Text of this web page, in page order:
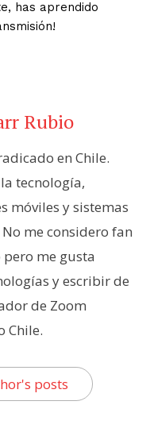
has aprendido
Rubio
en Chile.
tecnología,
móviles y sistemas
me considero fan
me gusta
y escribir de
de Zoom
Chile.
posts